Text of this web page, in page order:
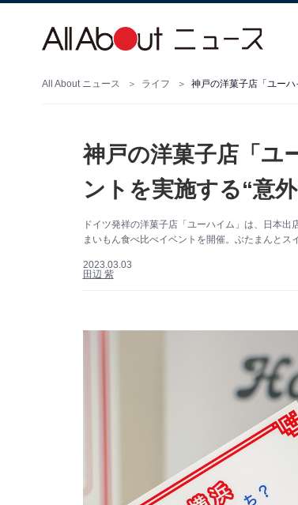
All About ニュース ライフ 神戸の洋菓子店「ユー
神戸の洋菓子店「ユ
ントを実施する“意
ドイツ発祥の洋菓子店「ユーハイム」は、日本
まいもん食べ比べイベントを開催。ぶたまんとス
2023.03.03
田辺 紫